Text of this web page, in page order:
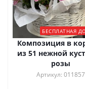
БЕСПЛАТНАЯ
Композиция в
из 51 нежной
розы
Артикул: 011857